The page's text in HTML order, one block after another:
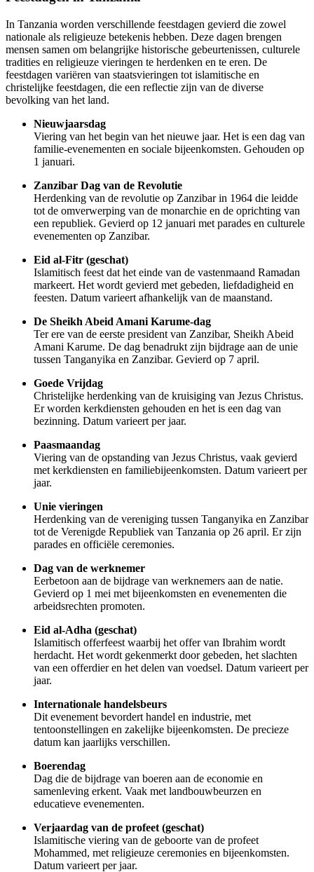
In Tanzania worden verschillende feestdagen gevierd die zowel
nationale als religieuze betekenis hebben. Deze dagen brengen
mensen samen om belangrijke historische gebeurtenissen, culturele
tradities en religieuze vieringen te herdenken en te eren. De
feestdagen variëren van staatsvieringen tot islamitische en
christelijke feestdagen, die een reflectie zijn van de diverse
bevolking van het land.
Nieuwjaarsdag
Viering van het begin van het nieuwe jaar. Het is een dag van
familie-evenementen en sociale bijeenkomsten. Gehouden op
1 januari.
Zanzibar Dag van de Revolutie
Herdenking van de revolutie op Zanzibar in 1964 die leidde
tot de omverwerping van de monarchie en de oprichting van
een republiek. Gevierd op 12 januari met parades en culturele
evenementen op Zanzibar.
Eid al-Fitr (geschat)
Islamitisch feest dat het einde van de vastenmaand Ramadan
markeert. Het wordt gevierd met gebeden, liefdadigheid en
feesten. Datum varieert afhankelijk van de maanstand.
De Sheikh Abeid Amani Karume-dag
Ter ere van de eerste president van Zanzibar, Sheikh Abeid
Amani Karume. De dag benadrukt zijn bijdrage aan de unie
tussen Tanganyika en Zanzibar. Gevierd op 7 april.
Goede Vrijdag
Christelijke herdenking van de kruisiging van Jezus Christus.
Er worden kerkdiensten gehouden en het is een dag van
bezinning. Datum varieert per jaar.
Paasmaandag
Viering van de opstanding van Jezus Christus, vaak gevierd
met kerkdiensten en familiebijeenkomsten. Datum varieert per
jaar.
Unie vieringen
Herdenking van de vereniging tussen Tanganyika en Zanzibar
tot de Verenigde Republiek van Tanzania op 26 april. Er zijn
parades en officiële ceremonies.
Dag van de werknemer
Eerbetoon aan de bijdrage van werknemers aan de natie.
Gevierd op 1 mei met bijeenkomsten en evenementen die
arbeidsrechten promoten.
Eid al-Adha (geschat)
Islamitisch offerfeest waarbij het offer van Ibrahim wordt
herdacht. Het wordt gekenmerkt door gebeden, het slachten
van een offerdier en het delen van voedsel. Datum varieert per
jaar.
Internationale handelsbeurs
Dit evenement bevordert handel en industrie, met
tentoonstellingen en zakelijke bijeenkomsten. De precieze
datum kan jaarlijks verschillen.
Boerendag
Dag die de bijdrage van boeren aan de economie en
samenleving erkent. Vaak met landbouwbeurzen en
educatieve evenementen.
Verjaardag van de profeet (geschat)
Islamitische viering van de geboorte van de profeet
Mohammed, met religieuze ceremonies en bijeenkomsten.
Datum varieert per jaar.